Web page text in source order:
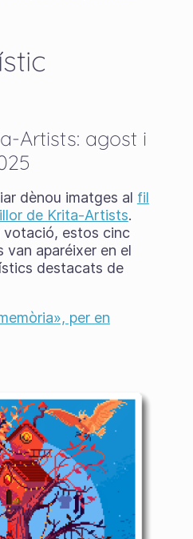
Artists: agost i
dènou imatges al fil
de Krita-Artists.
votació, estos cinc
van aparéixer en el
destacats de
per en